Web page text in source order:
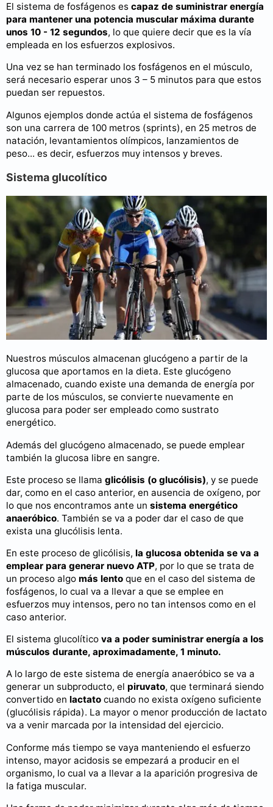
El sistema de fosfágenos es capaz de suministrar energía
para mantener una potencia muscular máxima durante
unos 10 - 12 segundos, lo que quiere decir que es la vía
empleada en los esfuerzos explosivos.
Una vez se han terminado los fosfágenos en el músculo,
será necesario esperar unos 3 – 5 minutos para que estos
puedan ser repuestos.
Algunos ejemplos donde actúa el sistema de fosfágenos
son una carrera de 100 metros (sprints), en 25 metros de
natación, levantamientos olímpicos, lanzamientos de
peso... es decir, esfuerzos muy intensos y breves.
Sistema glucolítico
Nuestros músculos almacenan glucógeno a partir de la
glucosa que aportamos en la dieta. Este glucógeno
almacenado, cuando existe una demanda de energía por
parte de los músculos, se convierte nuevamente en
glucosa para poder ser empleado como sustrato
energético.
Además del glucógeno almacenado, se puede emplear
también la glucosa libre en sangre.
Este proceso se llama glicólisis (o glucólisis), y se puede
dar, como en el caso anterior, en ausencia de oxígeno, por
lo que nos encontramos ante un sistema energético
anaeróbico. También se va a poder dar el caso de que
exista una glucólisis lenta.
En este proceso de glicólisis, la glucosa obtenida se va a
emplear para generar nuevo ATP, por lo que se trata de
un proceso algo más lento que en el caso del sistema de
fosfágenos, lo cual va a llevar a que se emplee en
esfuerzos muy intensos, pero no tan intensos como en el
caso anterior.
El sistema glucolítico va a poder suministrar energía a los
músculos durante, aproximadamente, 1 minuto.
A lo largo de este sistema de energía anaeróbico se va a
generar un subproducto, el piruvato, que terminará siendo
convertido en lactato cuando no exista oxígeno suficiente
(glucólisis rápida). La mayor o menor producción de lactato
va a venir marcada por la intensidad del ejercicio.
Conforme más tiempo se vaya manteniendo el esfuerzo
intenso, mayor acidosis se empezará a producir en el
organismo, lo cual va a llevar a la aparición progresiva de
la fatiga muscular.